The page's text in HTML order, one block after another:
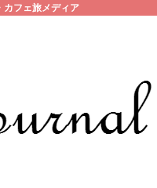
カフェ旅メディア